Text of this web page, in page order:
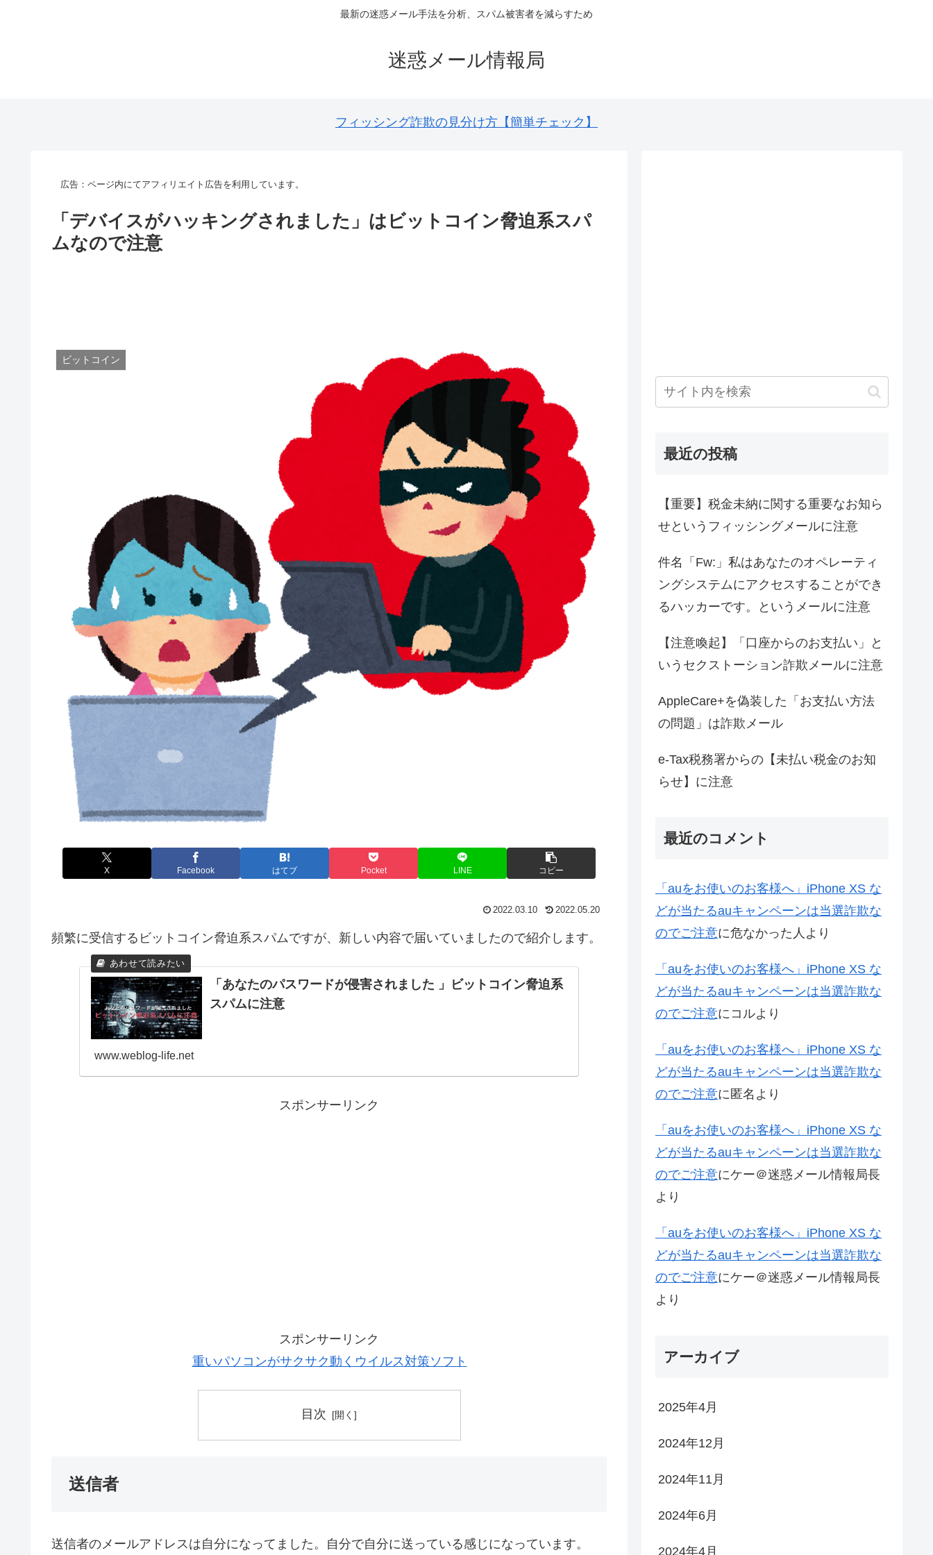
最新の迷惑メール手法を分析、スパム被害者を減らすため
迷惑メール情報局
フィッシング詐欺の見分け方【簡単チェック】
広告：ページ内にてアフィリエイト広告を利用しています。
「デバイスがハッキングされました」はビットコイン脅迫系スパ
ムなので注意
ビットコイン
X Facebook はてブ Pocket LINE コピー
2022.03.10 2022.05.20
頻繁に受信するビットコイン脅迫系スパムですが、新しい内容で届いていましたので紹介します。
「あなたのパスワードが侵害されました 」ビットコイン脅迫系
スパムに注意
www.weblog-life.net
スポンサーリンク
スポンサーリンク
重いパソコンがサクサク動くウイルス対策ソフト
目次
送信者
送信者のメールアドレスは自分になってました。自分で自分に送っている感じになっています。
最近の投稿
【重要】税金未納に関する重要なお知ら
せというフィッシングメールに注意
件名「Fw:」私はあなたのオペレーティ
ングシステムにアクセスすることができ
るハッカーです。というメールに注意
【注意喚起】「口座からのお支払い」と
いうセクストーション詐欺メールに注意
AppleCare+を偽装した「お支払い方法
の問題」は詐欺メール
e-Tax税務署からの【未払い税金のお知
らせ】に注意
最近のコメント
「auをお使いのお客様へ」iPhone XS な
どが当たるauキャンペーンは当選詐欺な
のでご注意に危なかった人 より
「auをお使いのお客様へ」iPhone XS な
どが当たるauキャンペーンは当選詐欺な
のでご注意にコルより
「auをお使いのお客様へ」iPhone XS な
どが当たるauキャンペーンは当選詐欺な
のでご注意に匿名 より
「auをお使いのお客様へ」iPhone XS な
どが当たるauキャンペーンは当選詐欺な
のでご注意にケー＠迷惑メール情報局長
より
「auをお使いのお客様へ」iPhone XS な
どが当たるauキャンペーンは当選詐欺な
のでご注意にケー＠迷惑メール情報局長
より
アーカイブ
2025年4月
2024年12月
2024年11月
2024年6月
2024年4月